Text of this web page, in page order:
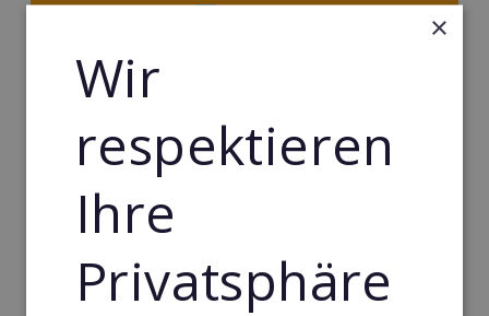
Merken ×
Wir
respektieren
Ihre
Privatsphäre